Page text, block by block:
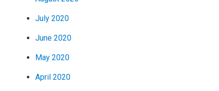
July 2020
June 2020
May 2020
April 2020